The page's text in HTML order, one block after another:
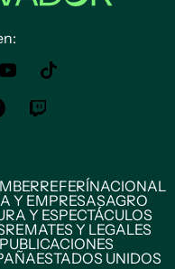
REFERÍNACIONAL
Y EMPRESASAGRO
Y ESPECTÁCULOS
REMATES Y LEGALES
PUBLICACIONES
ESTADOS UNIDOS